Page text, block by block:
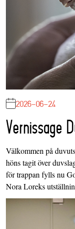
2026-06-24
Vernissage
Välkommen på
höns tagit över
för trappan fylls nu
Nora Loreks